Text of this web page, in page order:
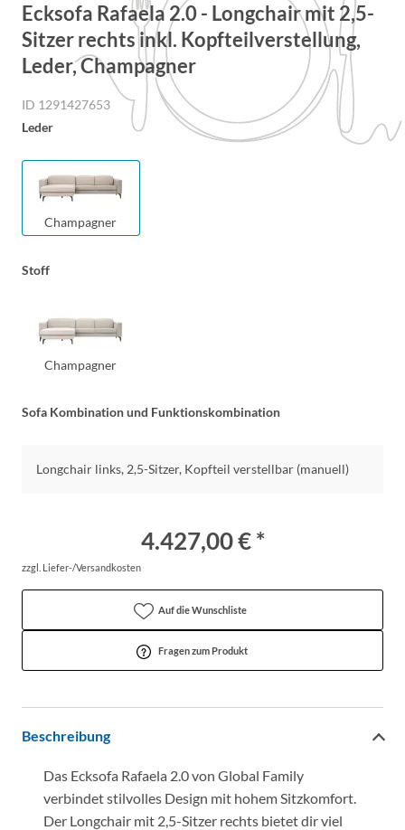
Ecksofa Rafaela 2.0 - Longchair mit 2,5-
Sitzer rechts inkl. Kopfteilverstellung,
Leder, Champagner
ID 1291427653
Leder
Champagner
Stoff
Champagner
Sofa Kombination und Funktionskombination
Longchair links, 2,5-Sitzer, Kopfteil verstellbar (manuell)
4.427,00 € *
zzgl. Liefer-/Versandkosten
Auf die Wunschliste
Fragen zum Produkt
Beschreibung
Das Ecksofa Rafaela 2.0 von Global Family
verbindet stilvolles Design mit hohem Sitzkomfort.
Der Longchair mit 2,5-Sitzer rechts bietet dir viel